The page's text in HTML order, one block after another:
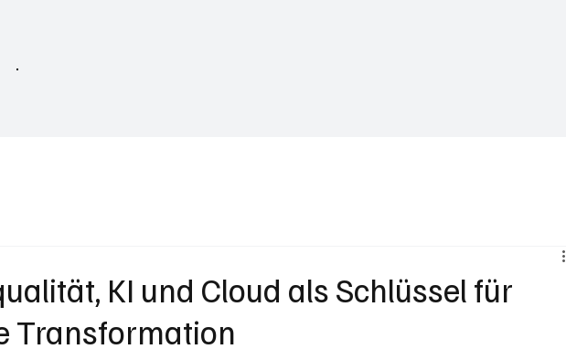
KI und Cloud als Schlüssel für
Transformation